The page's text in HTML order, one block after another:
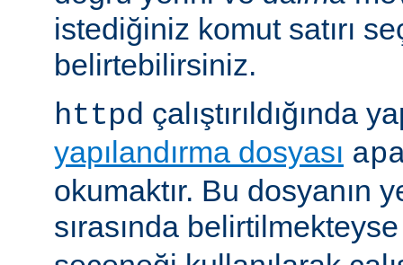
istediğiniz komut satırı
belirtebilirsiniz.
httpd çalıştırıldığında
yapılandırma dosyası
okumaktır. Bu dosyanın
sırasında